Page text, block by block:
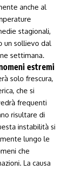
anche ‌al
stagionali,​
un​ sollievo dal
settimana.
‌estremi
solo frescura,
che si
frequenti
⁤risultare di⁤
instabilità si
lungo le
che
La causa